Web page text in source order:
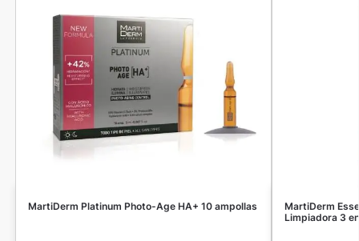
MartiDerm Platinum Photo-Age HA+ 10 ampollas
MartiDerm
Limpiadora 3